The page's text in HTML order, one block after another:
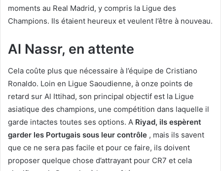
moments au Real Madrid, y compris la Ligue des
Champions. Ils étaient heureux et veulent l’être à nouveau.
Al Nassr, en attente
Cela coûte plus que nécessaire à l’équipe de Cristiano
Ronaldo. Loin en Ligue Saoudienne, à onze points de
retard sur Al Ittihad, son principal objectif est la Ligue
asiatique des champions, une compétition dans laquelle il
garde intactes toutes ses options. A Riyad, ils espèrent
garder les Portugais sous leur contrôle , mais ils savent
que ce ne sera pas facile et pour ce faire, ils doivent
proposer quelque chose d’attrayant pour CR7 et cela